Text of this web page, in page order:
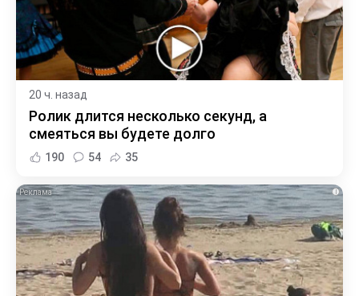
20 ч. назад
Ролик длится несколько секунд, а
смеяться вы будете долго
190 54 35
i